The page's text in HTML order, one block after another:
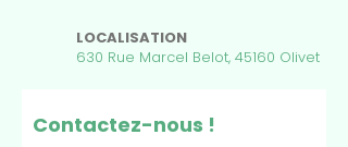
LOCALISATION
630 Rue Marcel Belot, 45160 Olivet
Contactez-nous !